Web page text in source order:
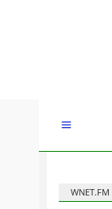
WNET.FM